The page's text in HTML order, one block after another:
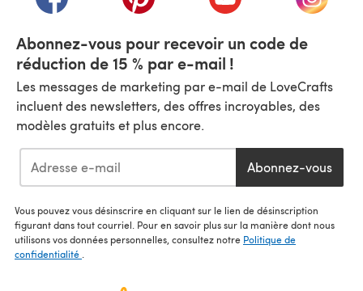
Abonnez-vous pour recevoir un code de
réduction de 15 % par e-mail !
Les messages de marketing par e-mail de LoveCrafts
incluent des newsletters, des offres incroyables, des
modèles gratuits et plus encore.
Abonnez-vous
Vous pouvez vous désinscrire en cliquant sur le lien de désinscription
figurant dans tout courriel. Pour en savoir plus sur la manière dont nous
utilisons vos données personnelles, consultez notre Politique de
confidentialité